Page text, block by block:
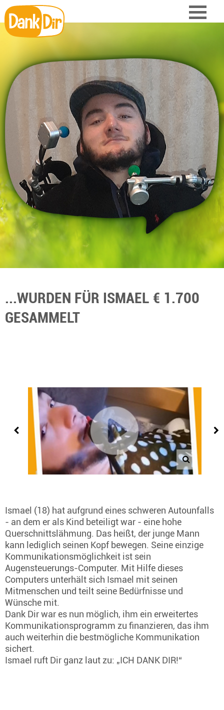
...WURDEN FÜR ISMAEL € 1.700
GESAMMELT
Ismael (18) hat aufgrund eines schweren Autounfalls
- an dem er als Kind beteiligt war - eine hohe
Querschnittslähmung. Das heißt, der junge Mann
kann lediglich seinen Kopf bewegen. Seine einzige
Kommunikationsmöglichkeit ist sein
Augensteuerungs-Computer. Mit Hilfe dieses
Computers unterhält sich Ismael mit seinen
Mitmenschen und teilt seine Bedürfnisse und
Wünsche mit.
Dank Dir war es nun möglich, ihm ein erweitertes
Kommunikationsprogramm zu finanzieren, das ihm
auch weiterhin die bestmögliche Kommunikation
sichert.
Ismael ruft Dir ganz laut zu: „ICH DANK DIR!“